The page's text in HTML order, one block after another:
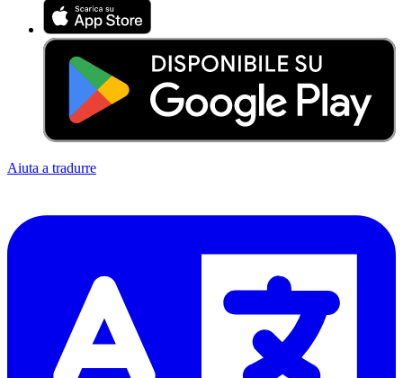
Aiuta a tradurre